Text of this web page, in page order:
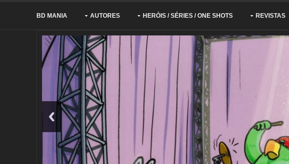
BD MANIA AUTORES HERÓIS / SÉRIES / ONE SHOTS REVISTAS